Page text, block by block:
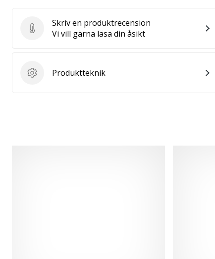
Skriv en produktrecension
Skriv en produktrecension
Vi vill gärna läsa din åsikt
Produktteknik
Produktteknik